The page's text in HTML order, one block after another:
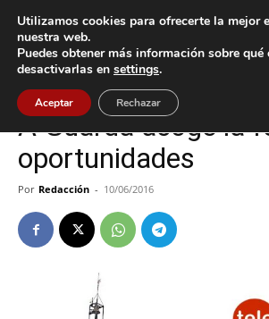
Inicio A Guarda
A Guarda Cultura / Ocio
A Guarda acoge la
oportunidades
Por Redacción - 10/06/2016
Utilizamos cookies para ofrecerte la mejor
nuestra web.
Puedes obtener más información sobre
desactivarlas en settings.
Aceptar Rechazar